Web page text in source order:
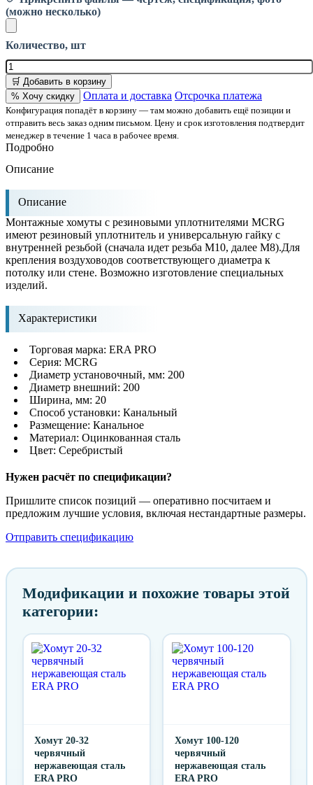
(можно несколько)
Количество, шт
🛒 Добавить в корзину
% Хочу скидку
Оплата и доставка Отсрочка платежа
Конфигурация попадёт в корзину — там можно добавить ещё позиции и
отправить весь заказ одним письмом. Цену и срок изготовления подтвердит
менеджер в течение 1 часа в рабочее время.
Подробно
Описание
Описание
Монтажные хомуты с резиновыми уплотнителями MCRG
имеют резиновый уплотнитель и универсальную гайку с
внутренней резьбой (сначала идет резьба М10, далее М8).Для
крепления воздуховодов соответствующего диаметра к
потолку или стене. Возможно изготовление специальных
изделий.
Характеристики
Торговая марка: ERA PRO
Серия: MCRG
Диаметр установочный, мм: 200
Диаметр внешний: 200
Ширина, мм: 20
Способ установки: Канальный
Размещение: Канальное
Материал: Оцинкованная сталь
Цвет: Серебристый
Нужен расчёт по спецификации?
Пришлите список позиций — оперативно посчитаем и
предложим лучшие условия, включая нестандартные размеры.
Отправить спецификацию
Модификации и похожие товары этой
категории:
Хомут 20-32
червячный
нержавеющая сталь
ERA PRO
Хомут 100-120
червячный
нержавеющая сталь
ERA PRO